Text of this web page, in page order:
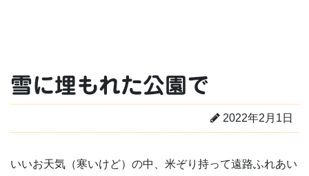
雪に埋もれた公園で
2022年2月1日
いいお天気（寒いけど）の中、米ぞり持って遠路ふれあい